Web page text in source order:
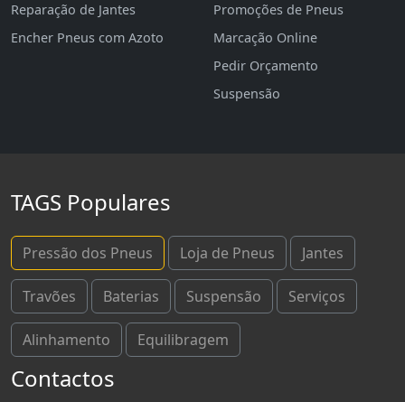
Reparação de Jantes
Encher Pneus com Azoto
Promoções de Pneus
Marcação Online
Pedir Orçamento
Suspensão
TAGS Populares
Pressão dos Pneus Loja de Pneus Jantes
Travões Baterias Suspensão Serviços
Alinhamento Equilibragem
Contactos